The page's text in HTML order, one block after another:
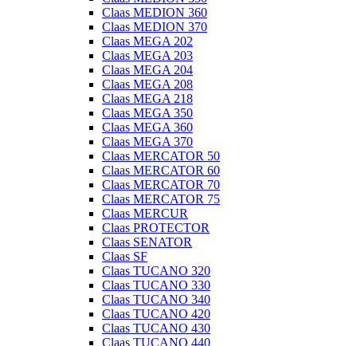
Claas MEDION 360
Claas MEDION 370
Claas MEGA 202
Claas MEGA 203
Claas MEGA 204
Claas MEGA 208
Claas MEGA 218
Claas MEGA 350
Claas MEGA 360
Claas MEGA 370
Claas MERCATOR 50
Claas MERCATOR 60
Claas MERCATOR 70
Claas MERCATOR 75
Claas MERCUR
Claas PROTECTOR
Claas SENATOR
Claas SF
Claas TUCANO 320
Claas TUCANO 330
Claas TUCANO 340
Claas TUCANO 420
Claas TUCANO 430
Claas TUCANO 440